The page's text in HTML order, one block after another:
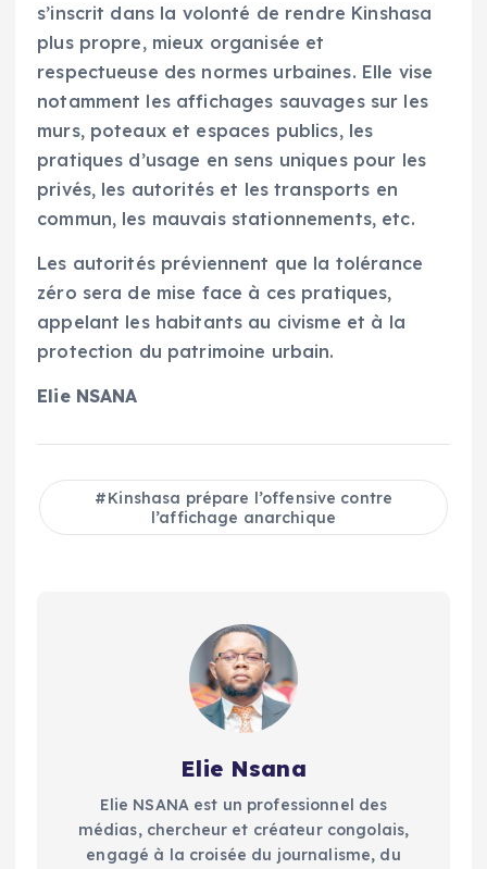
s’inscrit dans la volonté de rendre Kinshasa
plus propre, mieux organisée et
respectueuse des normes urbaines. Elle vise
notamment les affichages sauvages sur les
murs, poteaux et espaces publics, les
pratiques d’usage en sens uniques pour les
privés, les autorités et les transports en
commun, les mauvais stationnements, etc.
Les autorités préviennent que la tolérance
zéro sera de mise face à ces pratiques,
appelant les habitants au civisme et à la
protection du patrimoine urbain.
Elie NSANA
Kinshasa prépare l’offensive contre
l’affichage anarchique
Elie Nsana
Elie NSANA est un professionnel des
médias, chercheur et créateur congolais,
engagé à la croisée du journalisme, du